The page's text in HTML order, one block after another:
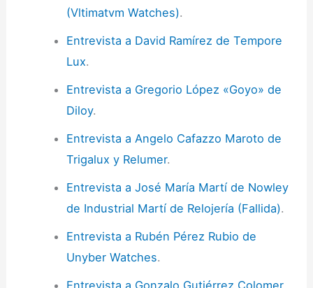
(Vltimatvm Watches).
Entrevista a David Ramírez de Tempore
Lux.
Entrevista a Gregorio López «Goyo» de
Diloy.
Entrevista a Angelo Cafazzo Maroto de
Trigalux y Relumer.
Entrevista a José María Martí de Nowley
de Industrial Martí de Relojería (Fallida).
Entrevista a Rubén Pérez Rubio de
Unyber Watches.